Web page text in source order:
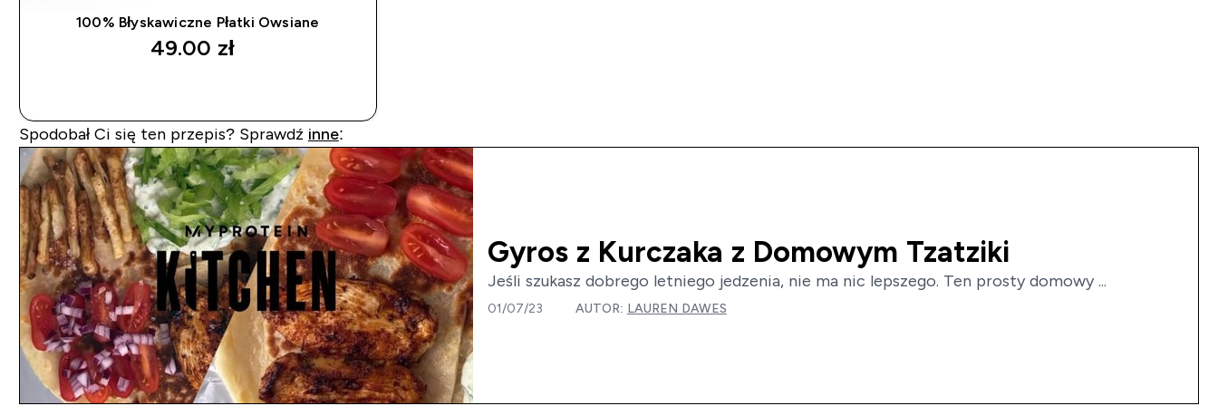
100% Błyskawiczne Płatki Owsiane
49.00 zł‎
Spodobał Ci się ten przepis? Sprawdź inne:
Gyros z Kurczaka z Domowym Tzatziki
Jeśli szukasz dobrego letniego jedzenia, nie ma nic lepszego. Ten prosty domowy ...
01/07/23 AUTOR: LAUREN DAWES